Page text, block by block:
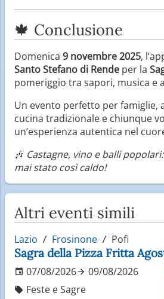
🍁 Conclusione
Domenica 9 novembre 2025,
Santo Stefano di Rende per la
pomeriggio tra sapori, musica e
Un evento perfetto per famiglie,
cucina tradizionale e chiunque
un’esperienza autentica nel
🎶 Castagne, vino e balli
mai stato così caldo!
Altri eventi simili
Lazio Frosinone Pofi
Sagra della Pizza Fritta
07/08/2026
09/08/2026
Feste e Sagre